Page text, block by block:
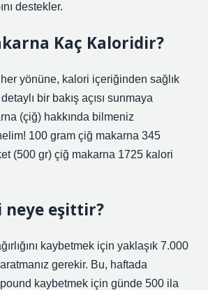
destekler.
Kaç Kaloridir?
yönüne, kalori içeriğinden sağlık
bir bakış açısı sunmaya
(çiğ) hakkında bilmeniz
100 gram çiğ makarna 345
(500 gr) çiğ makarna 1725 kalori
neye eşittir?
kaybetmek için yaklaşık 7.000
gerekir. Bu, haftada
kaybetmek için günde 500 ila